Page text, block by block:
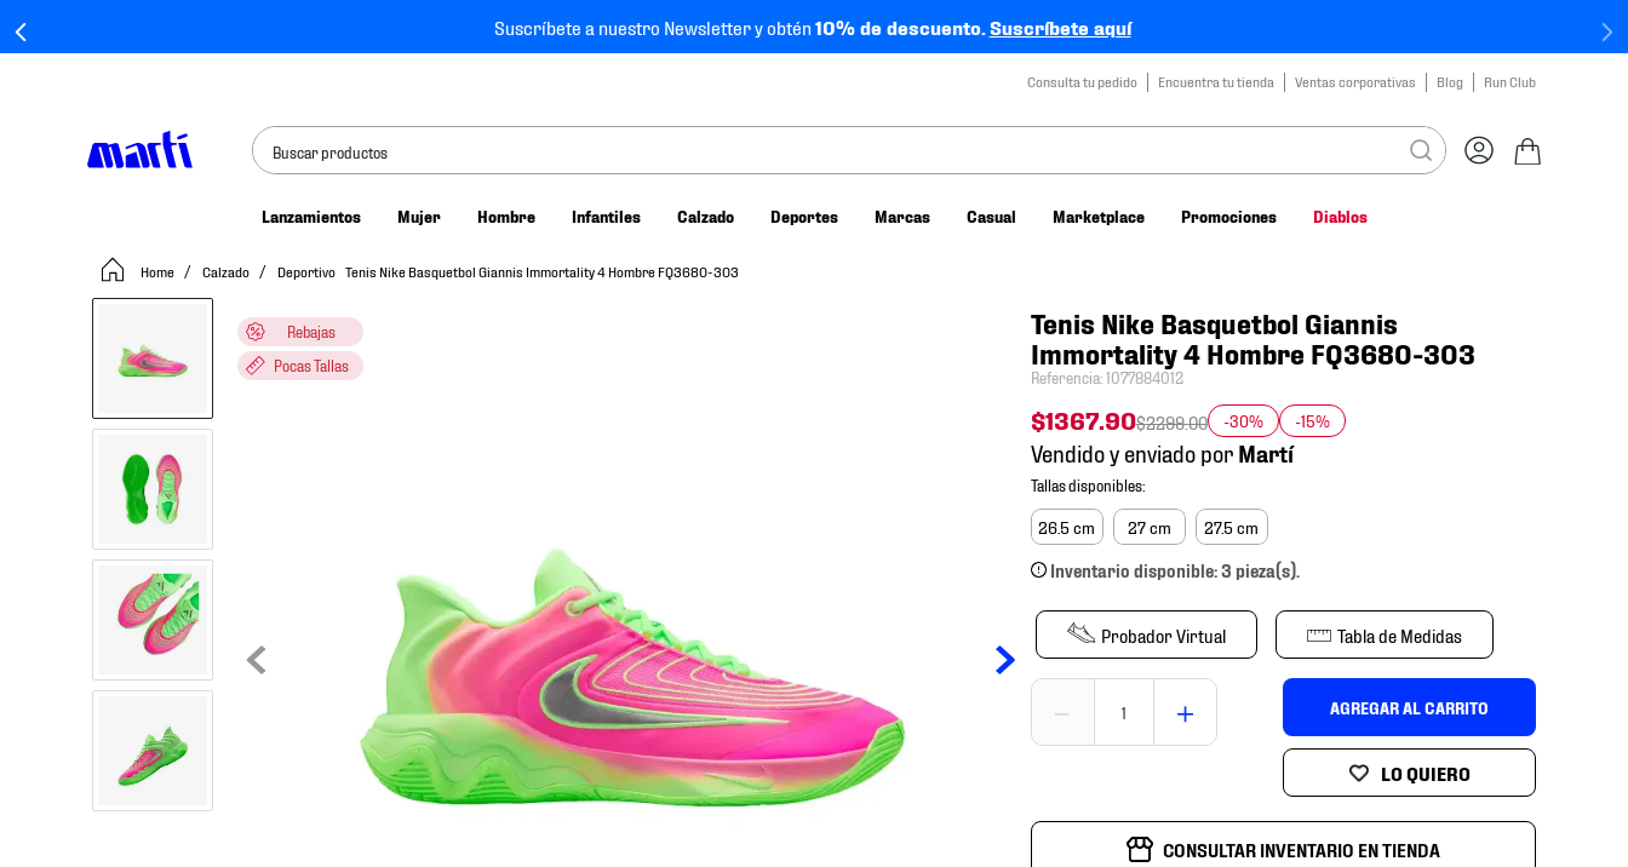
Suscríbete a nuestro Newsletter y obtén10% de descuento.Suscríbete aquí
Consulta tu pedido Encuentra tu tienda Ventas corporativas Blog Run Club
Buscar productos
Lanzamientos Mujer Hombre Infantiles Calzado Deportes Marcas Casual Marketplace Promociones Diablos
Calzado Deportivo Tenis Nike Basquetbol Giannis Immortality 4 Hombre FQ3680-303
Rebajas
Pocas Tallas
Tenis Nike Basquetbol Giannis
Immortality 4 Hombre FQ3680-303
Referencia:1077884012
$1367.90$2299.00 -30% -15%
Vendido y enviado por
26.5 cm 27 cm 27.5 cm
Inventario disponible: 3 pieza(s).
Probador Virtual Tabla de Medidas
＋
－ AGREGAR AL CARRITO
CONSULTAR INVENTARIO EN TIENDA
tenis mujer
tenis futbol
tenis niño